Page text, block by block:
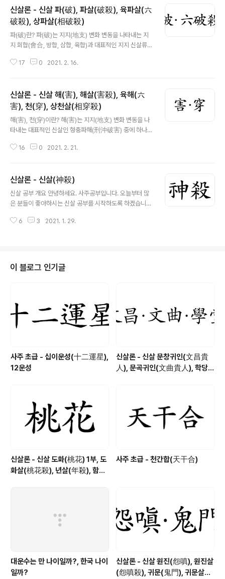
신살론 - 신살 파(破), 파살(破殺), 육파살(六
破殺), 상파살(相破殺)
파(破)란? 파(破)는 지지(地支) 변화 변동을 나타내는 지
지 회합(會合, 방합, 삼합, 육합)과 대표적인 지지 신살류인
沖會合)이라고 하여 파(破)와 해(害)를 제외하고 삼합, 방
하나입니다. 대부분의 학파에서는 파를 주로 참조만 하고
충과 형보다는 그 세기가 약하다고 판단하고 있습니다. 저
도 내담자가 특별히 질문하지 않는 이상 파를 적용하지 않
고 있습니다. 특히 파의 경우는 아주 세세하게 통변하는 경
우가 아니면 주로 합이나 형으로 드러난 부분으로 통변합
니다. 파(破)는 한자로 깨뜨릴 파(破)자를 씁니다. 파살(破
17 0 2021. 2. 16.
신살론 - 신살 해(害), 해살(害殺), 육해(六
害), 천(穿), 상천살(相穿殺)
해(害), 천(穿)이란? 해(害)는 지지(地支) 변화 변동을 나
타내는 대표적인 신살인 형충파해(刑沖破害) 중에 하나입
여부가 많이 갈리는 이론 중에 하나입니다. 대부분 학파에
에서는 무척 중요하게 보는 이론 중에 하나입니다. 저는 항
상 사용하지는 않고 사주구성에 따라 충, 형, 해 등이 복합
적으로 겹치는 시기 일 때 주의 깊게 보고 있습니다. 해(害)
육합(六合)을 해(害)한다 하여 육해(六害)라고 하며 같은
16 0 2021. 2. 21.
신살론 - 신살(神殺)
신살 공부 개요 안녕하세요. 사주공부입니다. 오늘부터 많
은 분들이 좋아하시는 신살 공부를 시작하도록 하겠습니
신(神)은 길신(吉神)을 나타내고 살(殺)은 흉신(凶神)을
이 활용하고 있고 명리학에서는 그중에 극히 일부만 사용
한다고 보시면 됩니다. 신살론 역시 십이운성과 마찬가지
(古法) 이론으로 자평명리를 열었던 연해자평이나 최초의
명리 백과사전인 삼명통회 같은 고서..
6 3 2021. 1. 29.
이 블로그 인기글
사주 초급 - 십이운성(十二運星),
12운성
신살론 - 신살 문창귀인(文昌貴
人), 문곡귀인(文曲貴人), 학당귀
신살론 - 신살 도화(桃花) 1부, 도
화살(桃花殺), 년살(年殺), 함지
사주 초급 - 천간합(天干合)
대운수는 만 나이일까?, 한국 나이
일까?
신살론 - 신살 원진(怨嗔), 원진살
(怨嗔殺), 귀문(鬼門), 귀문살